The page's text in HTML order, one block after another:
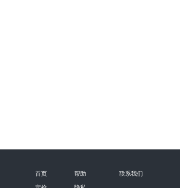
首页
帮助
联系我们